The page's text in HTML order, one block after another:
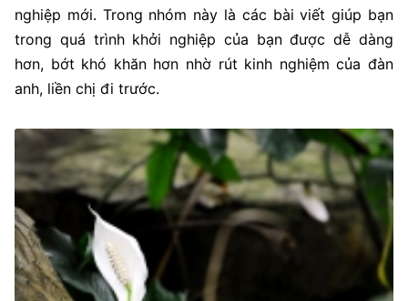
nghiệp mới. Trong nhóm này là các bài viết giúp bạn
trong quá trình khởi nghiệp của bạn được dễ dàng
hơn, bớt khó khăn hơn nhờ rút kinh nghiệm của đàn
anh, liền chị đi trước.